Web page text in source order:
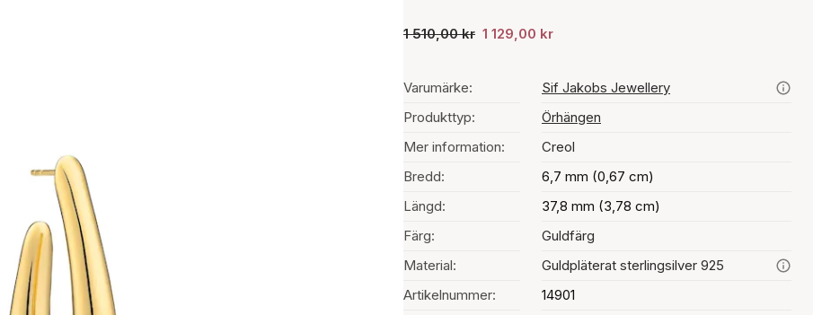
1 510,00 kr 1 129,00 kr
Varumärke:
Sif Jakobs Jewellery
Produkttyp:
Örhängen
Mer information:
Creol
Bredd:
6,7 mm (0,67 cm)
Längd:
37,8 mm (3,78 cm)
Färg:
Guldfärg
Material:
Guldpläterat sterlingsilver 925
Artikelnummer:
14901